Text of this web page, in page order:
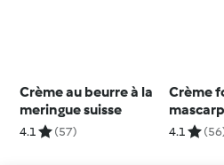
Crème au beurre à la
meringue suisse
4.1 (57)
Crème
4.1